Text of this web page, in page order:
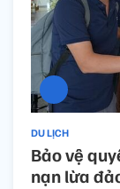
DU LỊCH
Bảo vệ
nạn lừa